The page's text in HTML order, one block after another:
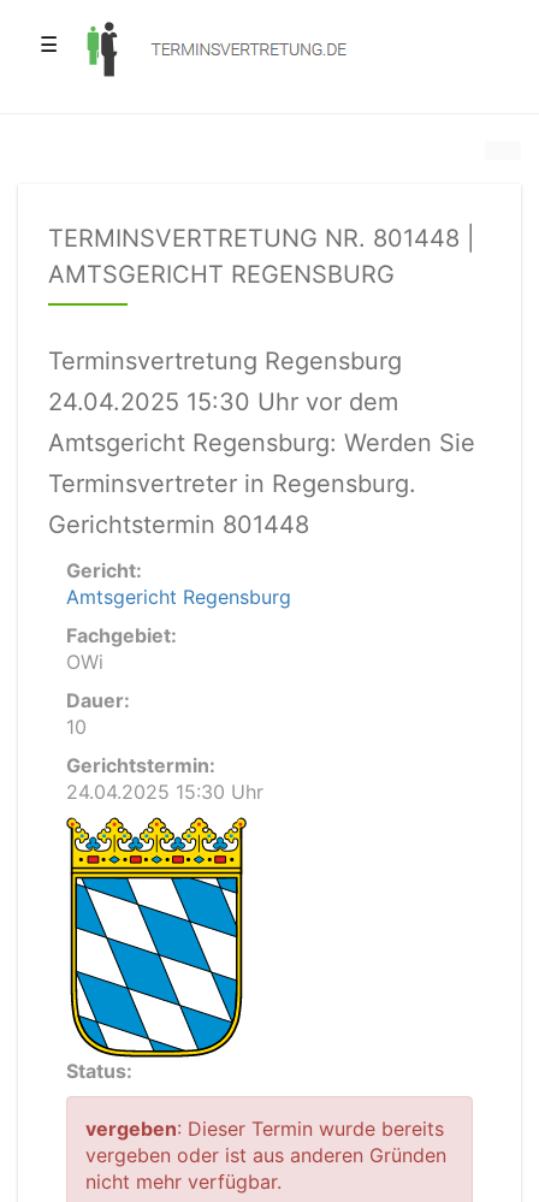
☰
TERMINSVERTRETUNG NR. 801448 |
AMTSGERICHT REGENSBURG
Terminsvertretung Regensburg
24.04.2025 15:30 Uhr vor dem
Amtsgericht Regensburg: Werden Sie
Terminsvertreter in Regensburg.
Gerichtstermin 801448
Gericht:
Amtsgericht Regensburg
Fachgebiet:
OWi
Dauer:
10
Gerichtstermin:
24.04.2025 15:30 Uhr
Status:
vergeben: Dieser Termin wurde bereits
vergeben oder ist aus anderen Gründen
nicht mehr verfügbar.